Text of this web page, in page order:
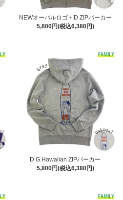
NEWオーバルロゴ＋D ZIPパーカー
5,800円(税込6,380円)
D.G.Hawaiian ZIPパーカー
5,800円(税込6,380円)